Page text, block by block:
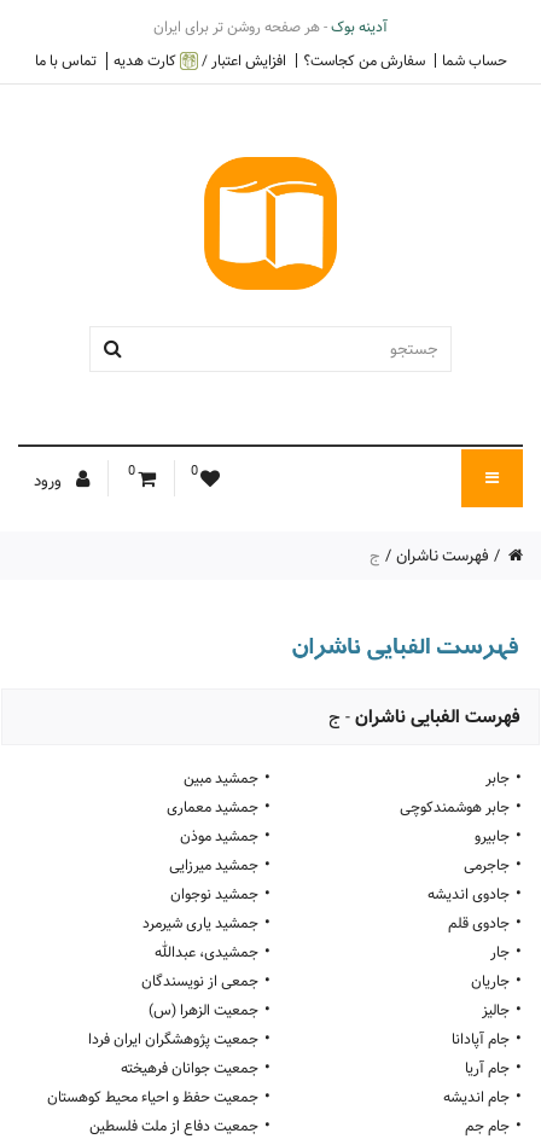
آدینه بوک- هر صفحه روشن تر برای ایران
حساب شما
سفارش من کجاست؟ افزایش اعتبار / کارت هدیه تماس با ما
0
0 ورود
فهرست ناشران ج
فهرست الفبایی ناشران- ج
• جابر
• جابر هوشمندکوچی
• جابیرو
• جاجرمی
• جادوی اندیشه
• جادوی قلم
• جار
• جاریان
• جالیز
• جام آپادانا
• جام آریا
• جام اندیشه
• جام جم
• جمشید مبین
• جمشید معماری
• جمشید موذن
• جمشید میرزایی
• جمشید نوجوان
• جمشید یاری شیرمرد
• جمشیدی، عبدالله
• جمعی از نویسندگان
• جمعیت الزهرا (س)
• جمعیت پژوهشگران ایران فردا
• جمعیت جوانان فرهیخته
• جمعیت حفظ و احیاء محیط کوهستان
• جمعیت دفاع از ملت فلسطین